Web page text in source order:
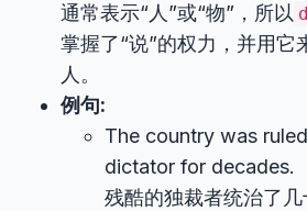
通常表示“人”或“物”，所以
掌握了“说”的权力，并用它
人。
例句:
The country was
dictator for decades.
残酷的独裁者统治了几